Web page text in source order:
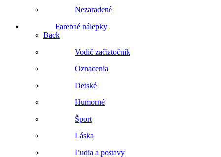
Nezaradené
Farebné nálepky
Back
Vodič začiatočník
Oznacenia
Detské
Humorné
Šport
Láska
Ľudia a postavy